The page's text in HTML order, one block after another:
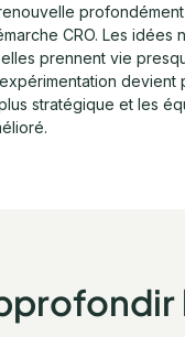
CRO. Les idées
prennent vie
devient
stratégique et les